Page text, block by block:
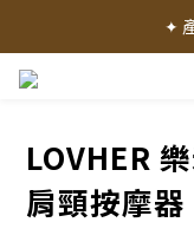
✦ 加
✦
LOVHER
肩頸按摩器